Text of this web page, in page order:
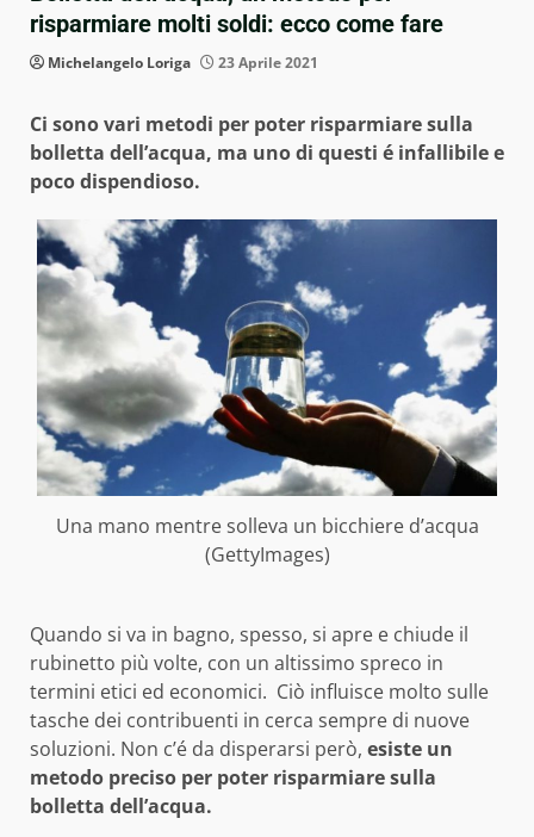
risparmiare molti soldi: ecco come fare
Michelangelo Loriga 23 Aprile 2021
Ci sono vari metodi per poter risparmiare sulla
bolletta dell’acqua, ma uno di questi é infallibile e
poco dispendioso.
Una mano mentre solleva un bicchiere d’acqua
(GettyImages)
Quando si va in bagno, spesso, si apre e chiude il
rubinetto più volte, con un altissimo spreco in
termini etici ed economici. Ciò influisce molto sulle
tasche dei contribuenti in cerca sempre di nuove
soluzioni. Non c’é da disperarsi però, esiste un
metodo preciso per poter risparmiare sulla
bolletta dell’acqua.